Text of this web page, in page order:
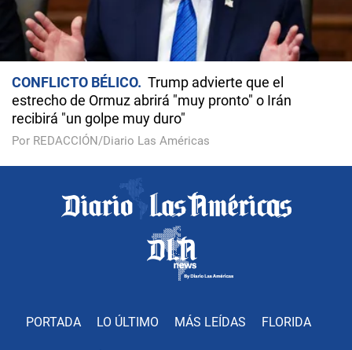
CONFLICTO BÉLICO
Trump advierte que el
estrecho de Ormuz abrirá "muy pronto" o Irán
recibirá "un golpe muy duro"
Por REDACCIÓN/Diario Las Américas
PORTADA LO ÚLTIMO MÁS LEÍDAS FLORIDA